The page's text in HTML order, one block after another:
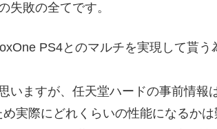
失敗の全てです。
PS4とのマルチを実現して貰う
いますが、任天堂ハードの事前情報
実際にどれくらいの性能になるか